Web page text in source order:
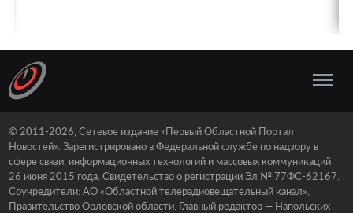
© 2011-2026, Сетевое издание «Первый Областной Портал
Новостей». Зарегистрировано в Федеральной службе по надзору в
сфере связи, информационных технологий и массовых коммуникаций
26 июня 2015 года. Свидетельство о регистрации Эл № 77ФС-62167.
Соучредители: АО «Областной телерадиовещательный канал»,
Правительство Орловской области. Главный редактор — Напольских